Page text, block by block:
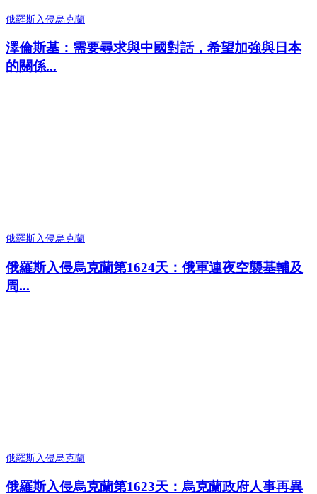
俄羅斯入侵烏克蘭
澤倫斯基：需要尋求與中國對話，希望加強與日本
的關係...
俄羅斯入侵烏克蘭
俄羅斯入侵烏克蘭第1624天：俄軍連夜空襲基輔及
周...
俄羅斯入侵烏克蘭
俄羅斯入侵烏克蘭第1623天：烏克蘭政府人事再異